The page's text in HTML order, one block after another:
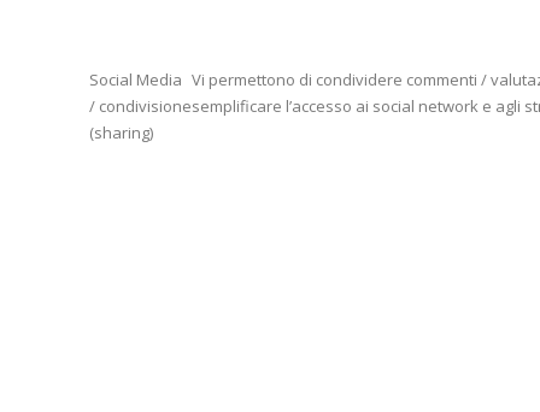
Social Media
/ condivisione
(sharing)
Vi permettono di condividere commenti /
semplificare l’accesso ai social network e agli